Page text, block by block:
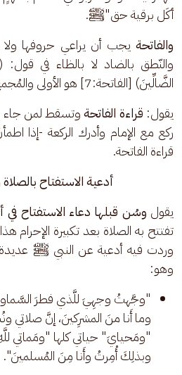
أكَل برقية حق"ﷺ.
والفاتحة يجب أن يراعي حروفها
والنّطق بالضاد لا بالظاء في
الضَّالِّينَ) [الفاتحة:7] هو الأولى والمُجمع على صحته.
يقول: قراءة الفاتحة وتسقط لمن جاء
ركع مع الإمام وأدرك الركعة -إذا
قراءة الفاتحة.
أدعية الاستفتاح
يقول وسُن قبلها دعاء الاستفتاح في
تفتتح به الصلاة بعد تكبيرة الإحرام
وردت فيه أدعية عن النبي ﷺ
وهو:
"وجَّهتُ وجهِيَ للَّذي فطرَ
وما أَنا منَ المشرِكينَ، إنَّ
"ومَحيايَ" حياتي كلها "ومَماتي
وبذلِكَ أُمِرتُ وأَنا مِنَ المُسلمينَ".